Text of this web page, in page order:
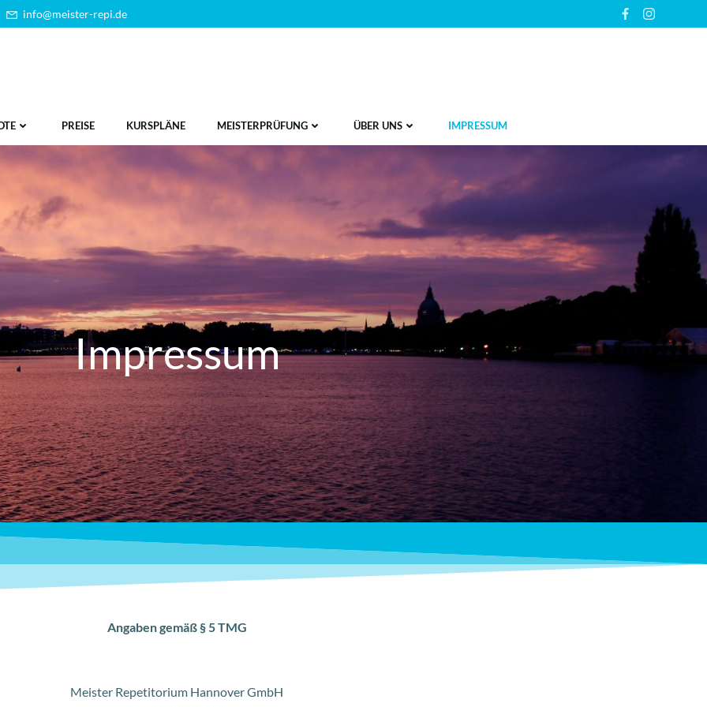
info@meister-repi.de
PREISE KURSPLÄNE MEISTERPRÜFUNG ÜBER UNS IMPRESSUM
Impressum
Angaben gemäß § 5 TMG
Meister Repetitorium Hannover GmbH